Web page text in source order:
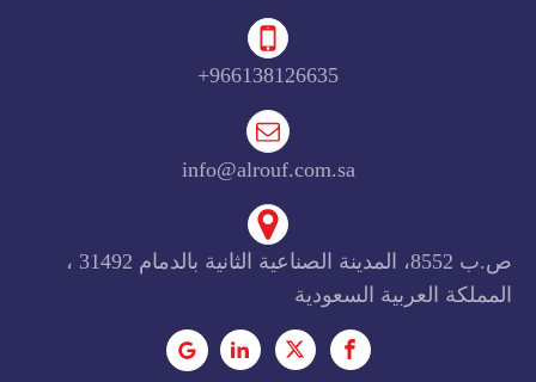
966138126635+
info@alrouf.com.sa
ص.ب 8552، المدينة الصناعية الثانية بالدمام 31492 ،
المملكة العربية السعودية